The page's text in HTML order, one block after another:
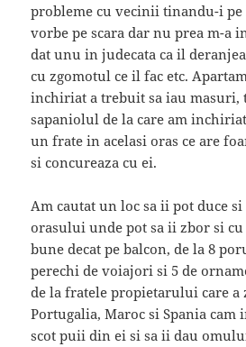
probleme cu vecinii tinandu-i pe
vorbe pe scara dar nu prea m-a
dat unu in judecata ca il
cu zgomotul ce il fac etc.
inchiriat a trebuit sa iau masuri,
sapaniolul de la care am
un frate in acelasi oras ce are
si concureaza cu ei.
Am cautat un loc sa ii pot duce
orasului unde pot sa ii zbor si
bune decat pe balcon, de la 8
perechi de voiajori si 5 de
de la fratele propietarului care a
Portugalia, Maroc si Spania cam
scot puii din ei si sa ii dau